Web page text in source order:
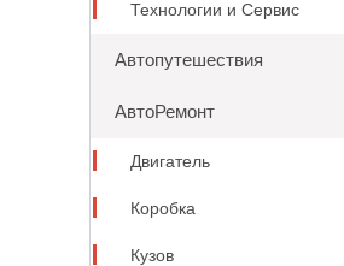
Технологии и Сервис
Автопутешествия
АвтоРемонт
Двигатель
Коробка
Кузов